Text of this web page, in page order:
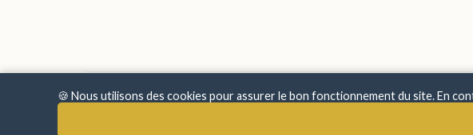
🍪 Nous utilisons des cookies pour assurer le bon fonctionnement du site. En